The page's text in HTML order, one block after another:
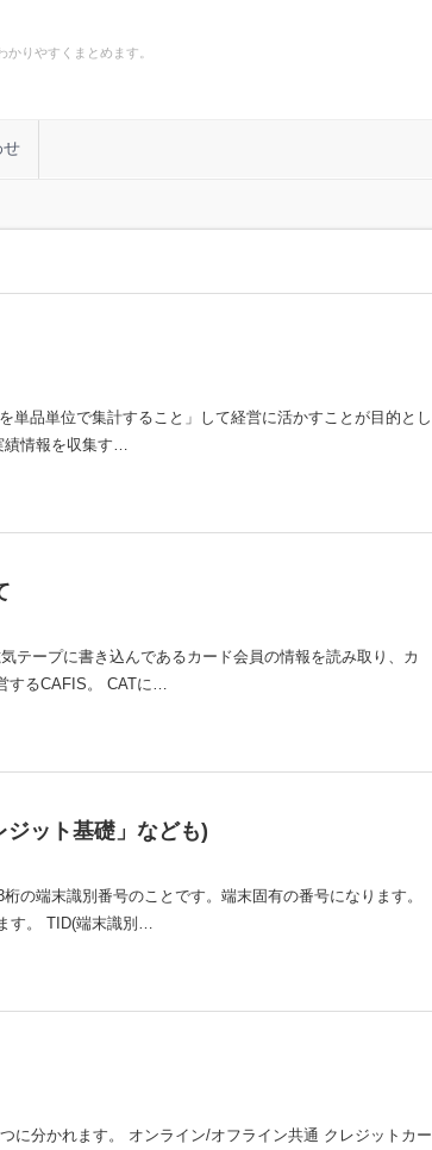
りやすくまとめます。
せ
品単位で集計すること」して経営に活かすことが目的とし
績情報を収集す…
テープに書き込んであるカード会員の情報を読み取り、カ
するCAFIS。 CATに…
ジット基礎」なども)
の端末識別番号のことです。端末固有の番号になります。
す。 TID(端末識別…
に分かれます。 オンライン/オフライン共通 クレジットカー